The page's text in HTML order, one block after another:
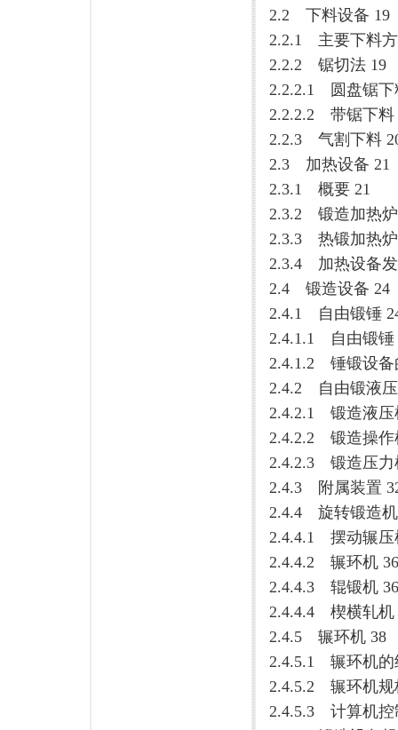
2.2 下料设备 19
2.2.1 主要下料
2.2.2 锯切法 19
2.2.2.1 圆盘锯下
2.2.2.2 带锯下料
2.2.3 气割下料
2.3 加热设备 21
2.3.1 概要 21
2.3.2 锻造加热
2.3.3 热锻加热
2.3.4 加热设备
2.4 锻造设备 24
2.4.1 自由锻锤
2.4.1.1 自由锻锤
2.4.1.2 锤锻设备
2.4.2 自由锻液
2.4.2.1 锻造液压
2.4.2.2 锻造操作
2.4.2.3 锻造压力
2.4.3 附属装置
2.4.4 旋转锻造
2.4.4.1 摆动辗压
2.4.4.2 辗环机 36
2.4.4.3 辊锻机 36
2.4.4.4 楔横轧机
2.4.5 辗环机 38
2.4.5.1 辗环机的
2.4.5.2 辗环机规
2.4.5.3 计算机控